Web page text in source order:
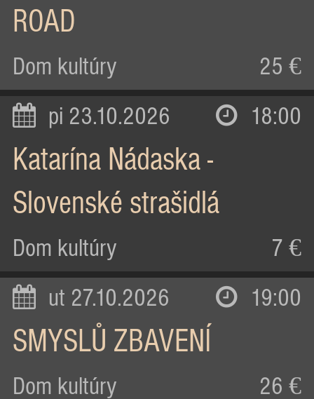
ROAD
Dom kultúry 25 €
pi 23.10.2026 18:00
Katarína Nádaska -
Slovenské strašidlá
Dom kultúry 7 €
ut 27.10.2026 19:00
SMYSLŮ ZBAVENÍ
Dom kultúry 26 €